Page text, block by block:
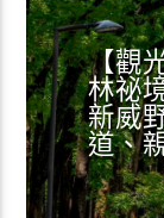
【觀
林祕
新威
道、